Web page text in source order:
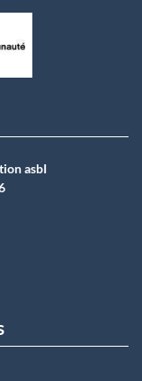
asbI